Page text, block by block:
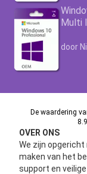
Multi
door
De waardering
OVER ONS
We zijn
maken van het
support en